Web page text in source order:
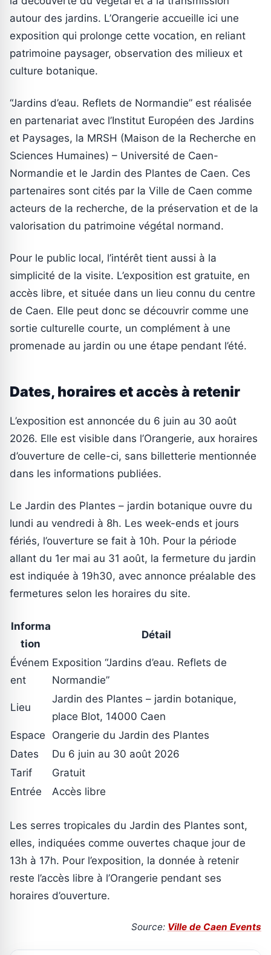
autour des jardins. L’Orangerie accueille ici une
exposition qui prolonge cette vocation, en reliant
patrimoine paysager, observation des milieux et
culture botanique.
“Jardins d’eau. Reflets de Normandie” est réalisée
en partenariat avec l’Institut Européen des Jardins
et Paysages, la MRSH (Maison de la Recherche en
Sciences Humaines) – Université de Caen-
Normandie et le Jardin des Plantes de Caen. Ces
partenaires sont cités par la Ville de Caen comme
acteurs de la recherche, de la préservation et de la
valorisation du patrimoine végétal normand.
Pour le public local, l’intérêt tient aussi à la
simplicité de la visite. L’exposition est gratuite, en
accès libre, et située dans un lieu connu du centre
de Caen. Elle peut donc se découvrir comme une
sortie culturelle courte, un complément à une
promenade au jardin ou une étape pendant l’été.
Dates, horaires et accès à retenir
L’exposition est annoncée du 6 juin au 30 août
2026. Elle est visible dans l’Orangerie, aux horaires
d’ouverture de celle-ci, sans billetterie mentionnée
dans les informations publiées.
Le Jardin des Plantes – jardin botanique ouvre du
lundi au vendredi à 8h. Les week-ends et jours
fériés, l’ouverture se fait à 10h. Pour la période
allant du 1er mai au 31 août, la fermeture du jardin
est indiquée à 19h30, avec annonce préalable des
fermetures selon les horaires du site.
Informa
tion
Détail
Événem
ent
Exposition “Jardins d’eau. Reflets de
Normandie”
Lieu
Jardin des Plantes – jardin botanique,
place Blot, 14000 Caen
Espace
Orangerie du Jardin des Plantes
Dates
Du 6 juin au 30 août 2026
Tarif
Gratuit
Entrée
Accès libre
Les serres tropicales du Jardin des Plantes sont,
elles, indiquées comme ouvertes chaque jour de
13h à 17h. Pour l’exposition, la donnée à retenir
reste l’accès libre à l’Orangerie pendant ses
horaires d’ouverture.
Source: Ville de Caen Events